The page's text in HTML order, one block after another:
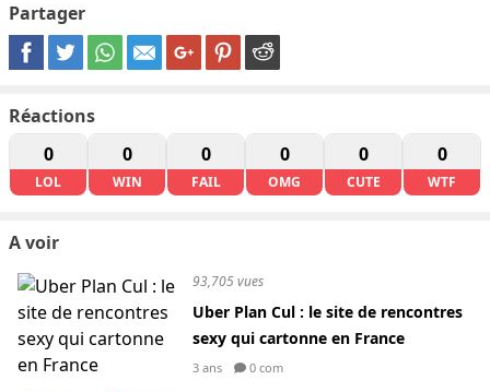
Partager
Réactions
0
LOL
0
WIN
0
FAIL
0
OMG
0
CUTE
0
WTF
A voir
93,705 vues
Uber Plan Cul : le site de rencontres
sexy qui cartonne en France
3 ans 0 com